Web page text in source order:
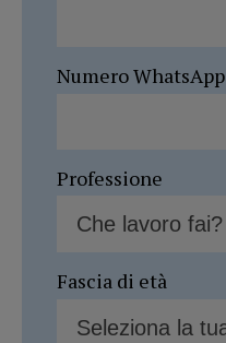
Numero WhatsApp
Professione
Fascia di età